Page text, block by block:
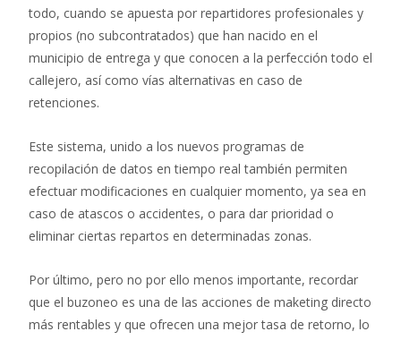
todo, cuando se apuesta por repartidores profesionales y
propios (no subcontratados) que han nacido en el
municipio de entrega y que conocen a la perfección todo el
callejero, así como vías alternativas en caso de
retenciones.
Este sistema, unido a los nuevos programas de
recopilación de datos en tiempo real también permiten
efectuar modificaciones en cualquier momento, ya sea en
caso de atascos o accidentes, o para dar prioridad o
eliminar ciertas repartos en determinadas zonas.
Por último, pero no por ello menos importante, recordar
que el buzoneo es una de las acciones de maketing directo
más rentables y que ofrecen una mejor tasa de retorno, lo